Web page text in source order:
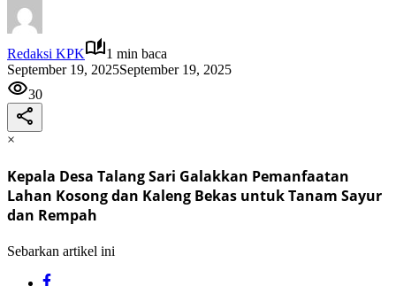
Redaksi KPK
1 min baca
September 19, 2025September 19, 2025
30
×
Kepala Desa Talang Sari Galakkan Pemanfaatan
Lahan Kosong dan Kaleng Bekas untuk Tanam Sayur
dan Rempah
Sebarkan artikel ini